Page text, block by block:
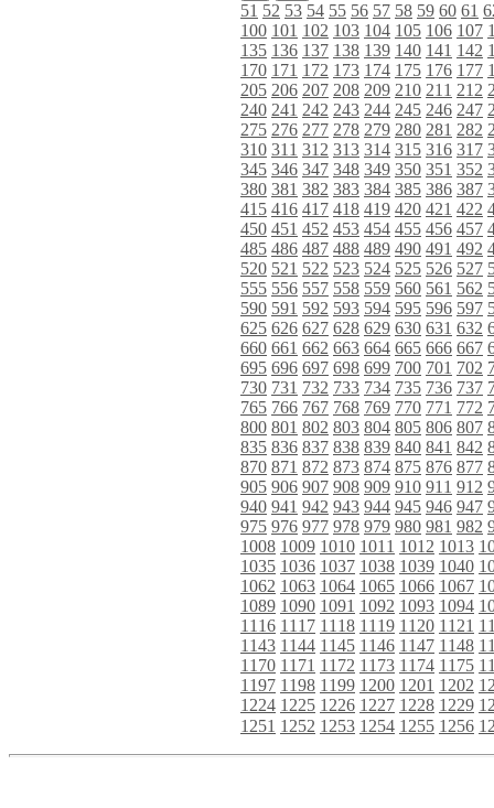
51 52 53 54 55 56 57 58 59 60 61
100 101 102 103 104 105 106 107
135 136 137 138 139 140 141 142
170 171 172 173 174 175 176 177
205 206 207 208 209 210 211 212
240 241 242 243 244 245 246 247
275 276 277 278 279 280 281 282
310 311 312 313 314 315 316 317
345 346 347 348 349 350 351 352
380 381 382 383 384 385 386 387
415 416 417 418 419 420 421 422
450 451 452 453 454 455 456 457
485 486 487 488 489 490 491 492
520 521 522 523 524 525 526 527
555 556 557 558 559 560 561 562
590 591 592 593 594 595 596 597
625 626 627 628 629 630 631 632
660 661 662 663 664 665 666 667
695 696 697 698 699 700 701 702
730 731 732 733 734 735 736 737
765 766 767 768 769 770 771 772
800 801 802 803 804 805 806 807
835 836 837 838 839 840 841 842
870 871 872 873 874 875 876 877
905 906 907 908 909 910 911 912
940 941 942 943 944 945 946 947
975 976 977 978 979 980 981 982
1008 1009 1010 1011 1012 1013
1035 1036 1037 1038 1039 1040
1062 1063 1064 1065 1066 1067
1089 1090 1091 1092 1093 1094
1116 1117 1118 1119 1120 1121
1143 1144 1145 1146 1147 1148
1170 1171 1172 1173 1174 1175
1197 1198 1199 1200 1201 1202
1224 1225 1226 1227 1228 1229
1251 1252 1253 1254 1255 1256